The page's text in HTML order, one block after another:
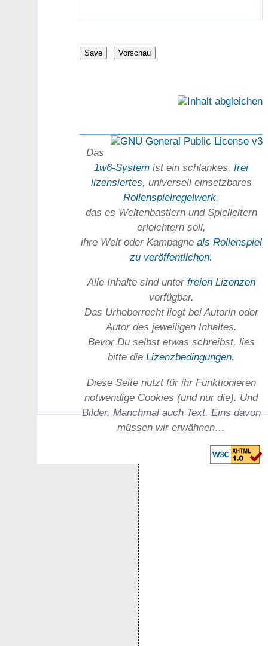
Das
1w6-System ist ein schlankes,frei
lizensiertes, universell einsetz­bares
Rollen­spielregel­werk,
das es Welten­bastlern und Spiel­leitern
erleichtern soll,
ihre Welt oder Kam­pagne als Rollenspiel
zu ver­öffent­lichen.
Alle Inhalte sind unter freien Lizenzen
verfügbar.
Das Urheber­recht liegt bei Autorin oder
Autor des jeweiligen In­haltes.
Bevor Du selbst etwas schreibst, lies
bitte dieLizenz­bedingungen.
Diese Seite nutzt für ihr Funktionieren
notwendige Cookies (und nur die). Und
Bilder. Manchmal auch Text. Eins davon
müssen wir erwähnen…